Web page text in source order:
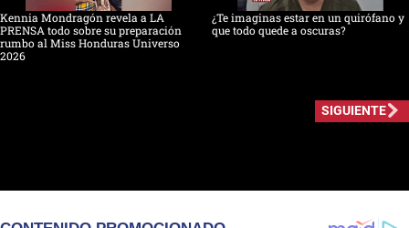
Kennia Mondragón revela a LA
PRENSA todo sobre su preparación
rumbo al Miss Honduras Universo
2026
¿Te imaginas estar en un quirófano y
que todo quede a oscuras?
SIGUIENTE